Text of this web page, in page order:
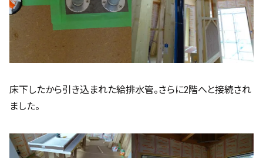
床下したから引き込まれた給排水管。さらに2階へと接続され
ました。